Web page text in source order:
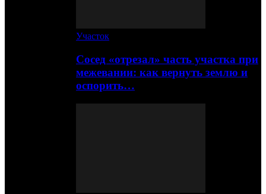
Участок
Сосед «отрезал» часть участка при
межевании: как вернуть землю и
оспорить…